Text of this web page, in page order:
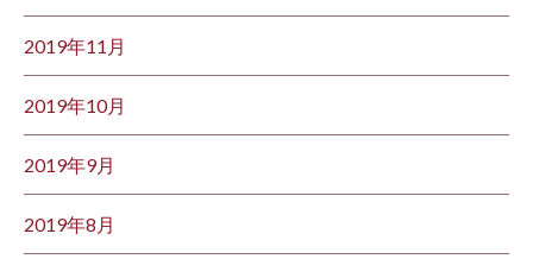
2019年11月
2019年10月
2019年9月
2019年8月